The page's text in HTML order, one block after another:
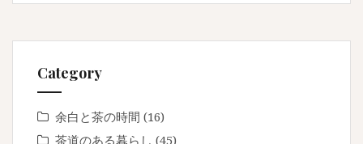
Category
余白と茶の時間 (16)
茶道のある暮らし (45)